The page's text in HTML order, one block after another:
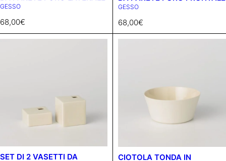
GESSO
68,00€
GESSO
68,00€
SET DI 2 VASETTI DA
CIOTOLA TONDA IN